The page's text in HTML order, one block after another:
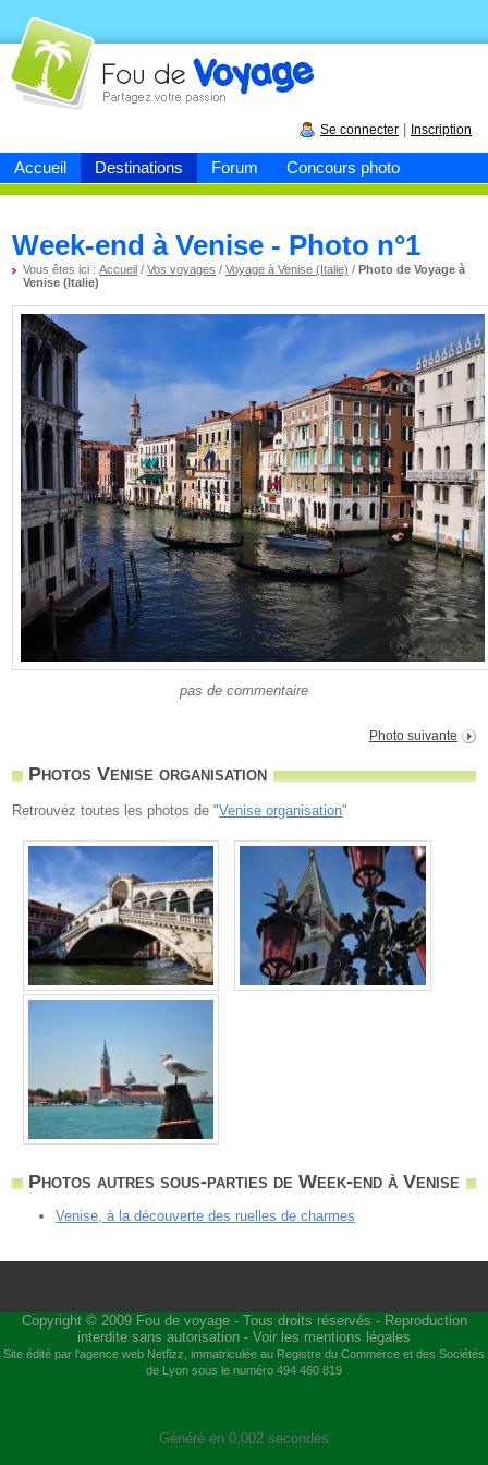
Accueil Destinations Forum Concours photo
Fou devoyage
Se connecter Inscription
Week-end à Venise - Photo n°1
Vous êtes ici :Accueil /Vos voyages /Voyage à Venise (Italie) /Photo de Voyage à
Venise (Italie)
pas de commentaire
Photo suivante
Photos Venise organisation
Retrouvez toutes les photos de "Venise organisation"
Photos autres sous-parties de Week-end à Venise
Venise, à la découverte des ruelles de charmes
Copyright © 2009 Fou de voyage- Tous droits réservés - Reproduction
interdite sans autorisation - Voir les mentions légales
Site édité par l'agence web Netfizz , immatriculée au Registre du Commerce et des Sociétés
de Lyon sous le numéro 494 460 819
Généré en 0,002 secondes